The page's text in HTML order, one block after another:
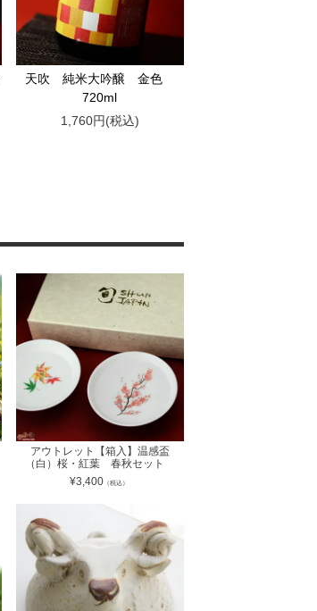
天吹 純米大吟醸 金色
720ml
1,760円(税込)
アウトレット【箱入】温感盃
（白）桜・紅葉 春秋セット
¥3,400（税込）